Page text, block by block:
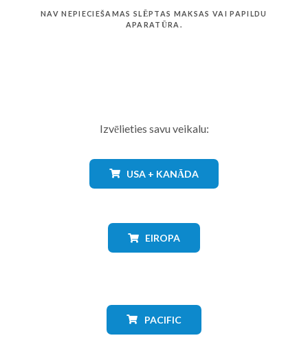
NAV NEPIECIEŠAMAS SLĒPTAS MAKSAS VAI PAPILDU
APARATŪRA.
Izvēlieties savu veikalu:
USA + KANĀDA
EIROPA
PACIFIC